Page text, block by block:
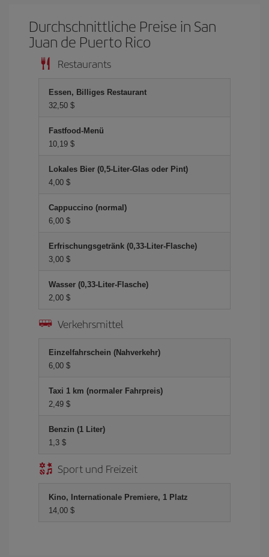
Durchschnittliche Preise in San
Juan de Puerto Rico
Restaurants
Essen, Billiges Restaurant
32,50 $
Fastfood-Menü
10,19 $
Lokales Bier (0,5-Liter-Glas oder Pint)
4,00 $
Cappuccino (normal)
6,00 $
Erfrischungsgetränk (0,33-Liter-Flasche)
3,00 $
Wasser (0,33-Liter-Flasche)
2,00 $
Verkehrsmittel
Einzelfahrschein (Nahverkehr)
6,00 $
Taxi 1 km (normaler Fahrpreis)
2,49 $
Benzin (1 Liter)
1,3 $
Sport und Freizeit
Kino, Internationale Premiere, 1 Platz
14,00 $